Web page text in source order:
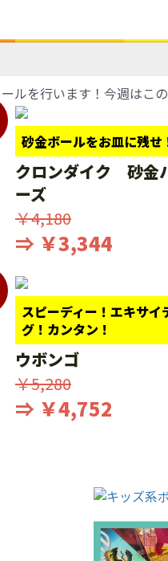
ルを行います！今週はこの
砂金ボールをお皿に残せ
クロンダイク 砂金
ーズ
￥4,180
⇒ ￥3,344
スピーディー！エキサイ
グ！カンタン！
ウボンゴ
￥5,280
⇒ ￥4,752